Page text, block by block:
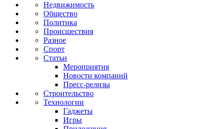
Недвижимость
Общество
Политика
Происшествия
Разное
Спорт
Статьи
Мероприятия
Новости компаний
Пресс-релизы
Строительство
Технологии
Гаджеты
Игры